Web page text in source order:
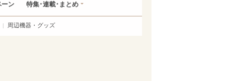
ーン 特集･連載･まとめ
周辺機器・グッズ